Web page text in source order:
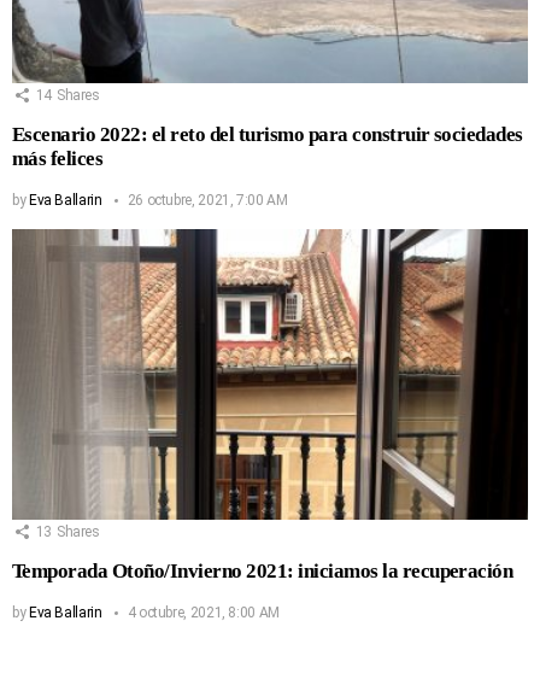
14 Shares
Escenario 2022: el reto del turismo para construir sociedades
más felices
by Eva Ballarin 26 octubre, 2021, 7:00 AM
13 Shares
Temporada Otoño/Invierno 2021: iniciamos la recuperación
byEva Ballarin 4 octubre, 2021, 8:00 AM